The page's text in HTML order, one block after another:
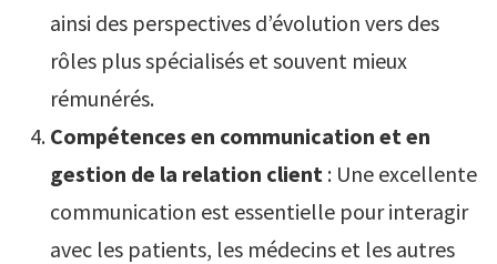
ainsi des perspectives d’évolution vers des
rôles plus spécialisés et souvent mieux
rémunérés.
Compétences en communication et en
gestion de la relation client : Une excellente
communication est essentielle pour interagir
avec les patients, les médecins et les autres